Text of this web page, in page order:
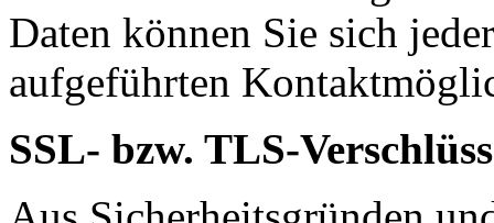
Daten können Sie sich
aufgeführten
SSL- bzw. TLS-